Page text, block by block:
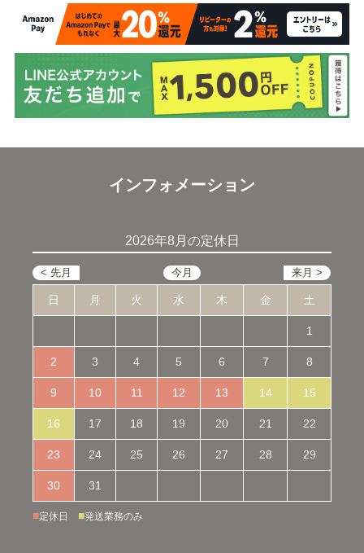
インフォメーション
2026年8月の定休日
日 月 火 水 木 金 土
1
2 3 4 5 6 7 8
9 10 11 12 13 14 15
16 17 18 19 20 21 22
23 24 25 26 27 28 29
30 31
■定休日 ■発送業務のみ